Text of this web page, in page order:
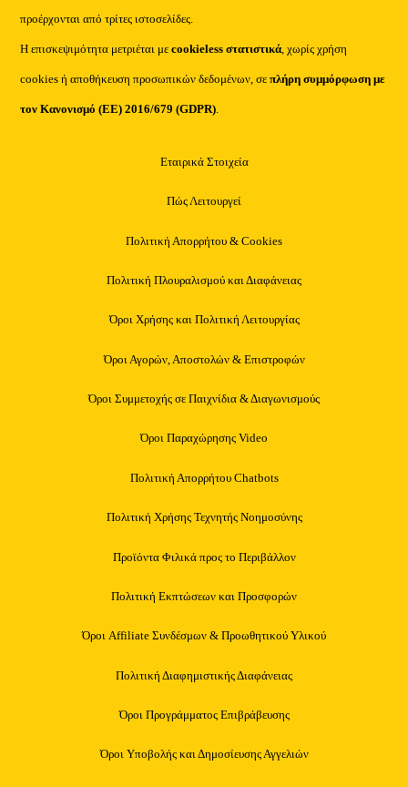
προέρχονται από τρίτες ιστοσελίδες.
Η επισκεψιμότητα μετριέται μεcookieless στατιστικά, χωρίς χρήση
cookies ή αποθήκευση προσωπικών δεδομένων, σεπλήρη συμμόρφωση με
τον Κανονισμό (ΕΕ) 2016/679 (GDPR).
Εταιρικά Στοιχεία
Πώς Λειτουργεί
Πολιτική Απορρήτου & Cookies
Πολιτική Πλουραλισμού και Διαφάνειας
Όροι Χρήσης και Πολιτική Λειτουργίας
Όροι Αγορών, Αποστολών & Επιστροφών
Όροι Συμμετοχής σε Παιχνίδια & Διαγωνισμούς
Όροι Παραχώρησης Video
Πολιτική Απορρήτου Chatbots
Πολιτική Χρήσης Τεχνητής Νοημοσύνης
Προϊόντα Φιλικά προς το Περιβάλλον
Πολιτική Εκπτώσεων και Προσφορών
Όροι Affiliate Συνδέσμων & Προωθητικού Υλικού
Πολιτική Διαφημιστικής Διαφάνειας
Όροι Προγράμματος Επιβράβευσης
Όροι Υποβολής και Δημοσίευσης Αγγελιών